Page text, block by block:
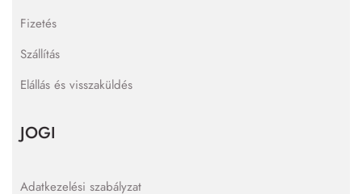
Fizetés
Szállítás
Elállás és visszaküldés
JOGI
Adatkezelési szabályzat